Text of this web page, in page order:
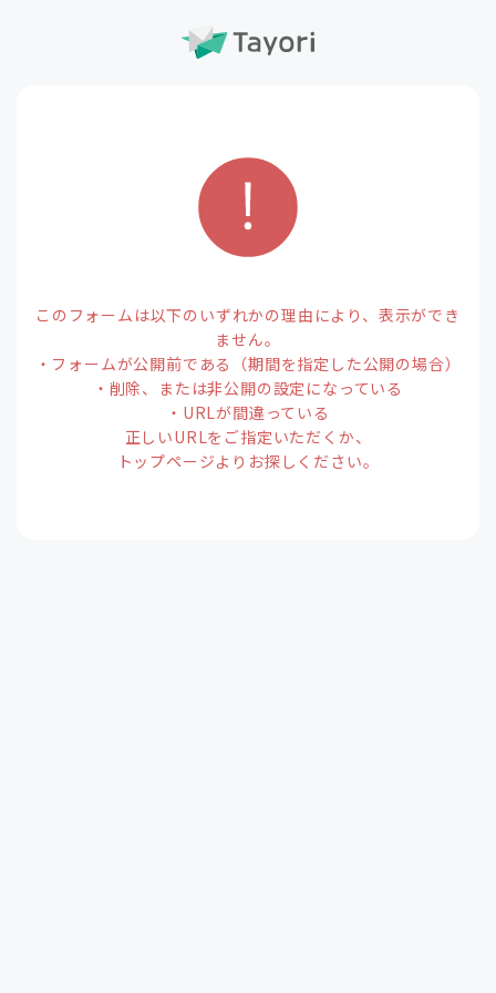
このフォームは以下のいずれかの理由により、表示ができ
ません。
・フォームが公開前である（期間を指定した公開の場合）
・削除、または非公開の設定になっている
・URLが間違っている
正しいURLをご指定いただくか、
トップページよりお探しください。